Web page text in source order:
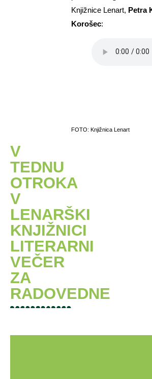
V
TEDNU
OTROKA
V
LENARŠKI
KNJIŽNICI
LITERARNI
VEČER
ZA
RADOVEDNE
Knjižnice Lenart, Petra
Korošec:
FOTO: Knjižnica Lenart